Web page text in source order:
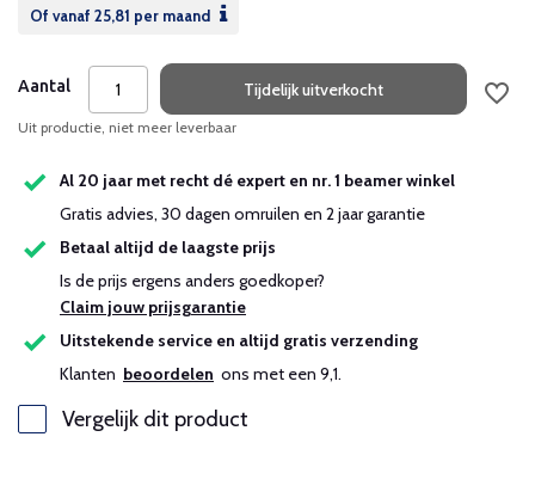
Of vanaf 25,81 per maand
Aantal Tijdelijk uitverkocht
Uit productie, niet meer leverbaar
Al 20 jaar met recht dé expert en nr. 1 beamer winkel
Gratis advies, 30 dagen omruilen en 2 jaar garantie
Betaal altijd de laagste prijs
Is de prijs ergens anders goedkoper?
Claim jouw prijsgarantie
Uitstekende service en altijd gratis verzending
Klanten beoordelen ons met een 9,1.
Vergelijk dit product